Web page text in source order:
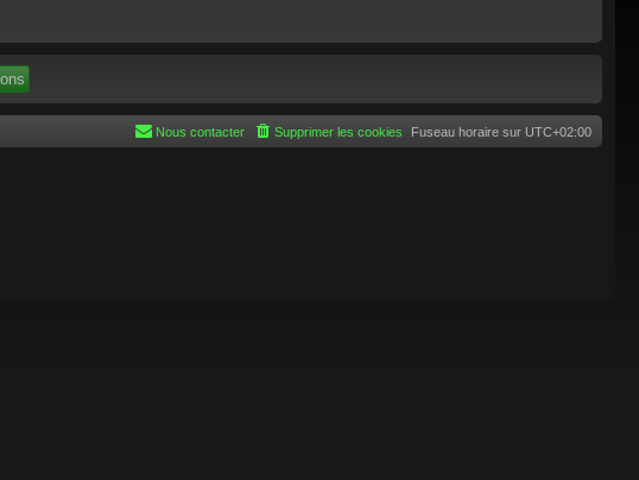
Fuseau horaire sur UTC+02:00
Supprimer les cookies
Nous contacter